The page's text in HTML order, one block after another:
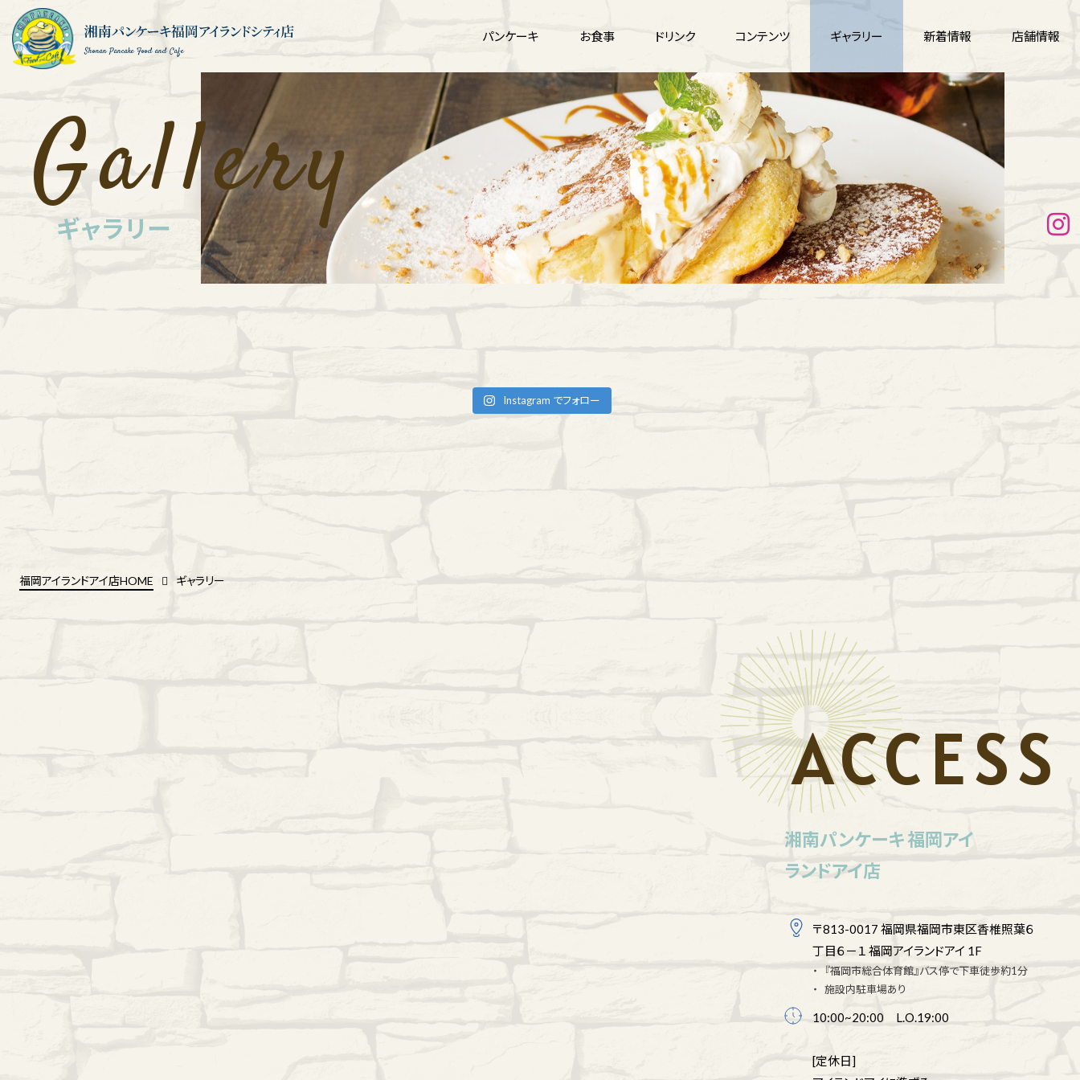
Shonan Pancake Food and Cafe
パンケーキ お食事 ドリンク コンテンツ ギャラリー 新着情報 店舗情報
Gallery
ギャラリー
Instagram でフォロー
福岡アイランドアイ店HOME ギャラリー
ACCESS
湘南パンケーキ 福岡アイ
ランドアイ店
〒813-0017 福岡県福岡市東区香椎照葉６
丁目６－１ 福岡アイランドアイ 1F
『福岡市総合体育館』バス停で下車徒歩約1分
施設内駐車場あり
10:00~20:00 L.O.19:00
[定休日]